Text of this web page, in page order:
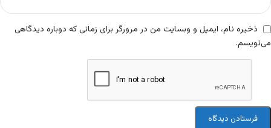
ذخیره نام، ایمیل و وبسایت من در مرورگر برای زمانی که دوباره دیدگاهی
می‌نویسم.